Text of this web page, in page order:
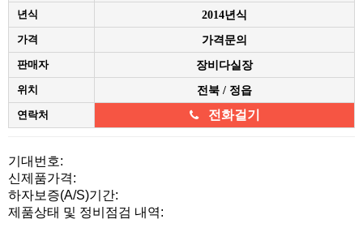
년식 2014년식
가격 가격문의
판매자 장비다실장
위치 전북 / 정읍
연락처 전화걸기
본문
기대번호:
신제품가격:
하자보증(A/S)기간:
제품상태 및 정비점검 내역: